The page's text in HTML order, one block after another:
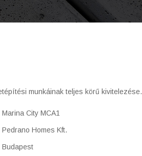
munkáinak teljes körű kivitelezése.
Marina City MCA1
Pedrano Homes Kft.
Budapest